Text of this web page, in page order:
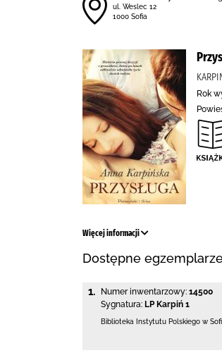
ul. Weslec 12
1000 Sofia
Rok
Więcej informacji
Dostępne
1. Numer inwentarzowy: 14500
Sygnatura: LP Karpiń 1
Biblioteka Instytutu Polskiego w